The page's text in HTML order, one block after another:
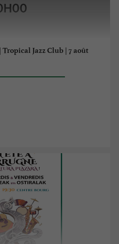
Jazz Club | 7 août